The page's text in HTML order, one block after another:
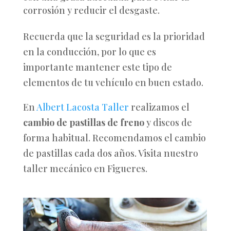
corrosión y reducir el desgaste.
Recuerda que la seguridad es la prioridad
en la conducción, por lo que es
importante mantener este tipo de
elementos de tu vehículo en buen estado.
EnAlbert Lacosta Taller realizamos el
cambio de pastillas de frenoy discos de
forma habitual. Recomendamos el cambio
de pastillas cada dos años. Visita nuestro
taller mecánico en Figueres.